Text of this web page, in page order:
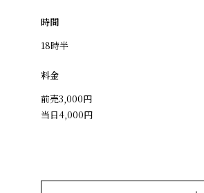
時間
18時半
料金
前売3,000円
当日4,000円